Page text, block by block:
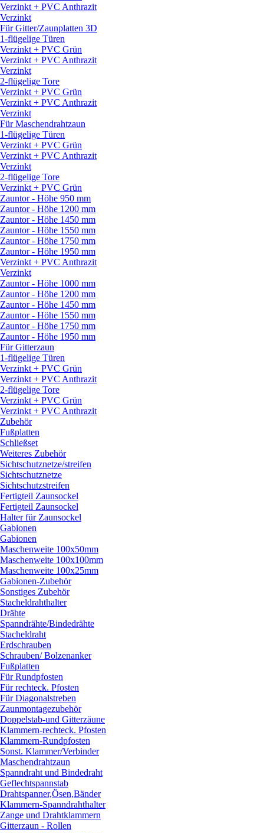
Verzinkt + PVC Anthrazit
Verzinkt
Für Gitter/Zaunplatten 3D
1-flügelige Türen
Verzinkt + PVC Grün
Verzinkt + PVC Anthrazit
Verzinkt
2-flügelige Tore
Verzinkt + PVC Grün
Verzinkt + PVC Anthrazit
Verzinkt
Für Maschendrahtzaun
1-flügelige Türen
Verzinkt + PVC Grün
Verzinkt + PVC Anthrazit
Verzinkt
2-flügelige Tore
Verzinkt + PVC Grün
Zauntor - Höhe 950 mm
Zauntor - Höhe 1200 mm
Zauntor - Höhe 1450 mm
Zauntor - Höhe 1550 mm
Zauntor - Höhe 1750 mm
Zauntor - Höhe 1950 mm
Verzinkt + PVC Anthrazit
Verzinkt
Zauntor - Höhe 1000 mm
Zauntor - Höhe 1200 mm
Zauntor - Höhe 1450 mm
Zauntor - Höhe 1550 mm
Zauntor - Höhe 1750 mm
Zauntor - Höhe 1950 mm
Für Gitterzaun
1-flügelige Türen
Verzinkt + PVC Grün
Verzinkt + PVC Anthrazit
2-flügelige Tore
Verzinkt + PVC Grün
Verzinkt + PVC Anthrazit
Zubehör
Fußplatten
Schließset
Weiteres Zubehör
Sichtschutznetze/streifen
Sichtschutznetze
Sichtschutzstreifen
Fertigteil Zaunsockel
Fertigteil Zaunsockel
Halter für Zaunsockel
Gabionen
Gabionen
Maschenweite 100x50mm
Maschenweite 100x100mm
Maschenweite 100x25mm
Gabionen-Zubehör
Sonstiges Zubehör
Stacheldrahthalter
Drähte
Spanndrähte/Bindedrähte
Stacheldraht
Erdschrauben
Schrauben/Bolzenanker
Fußplatten
Für Rundpfosten
Für rechteck. Pfosten
Für Diagonalstreben
Zaunmontagezubehör
Doppelstab-und Gitterzäune
Klammern-rechteck. Pfosten
Klammern-Rundpfosten
Sonst. Klammer/Verbinder
Maschendrahtzaun
Spanndraht und Bindedraht
Geflechtspannstab
Drahtspanner,Ösen,Bänder
Klammern-Spanndrahthalter
Zange und Drahtklammern
Gitterzaun - Rollen